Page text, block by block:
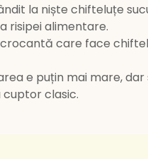
la niște chifteluțe
risipei alimentare.
care face
e puțin mai mare, dar
clasic.